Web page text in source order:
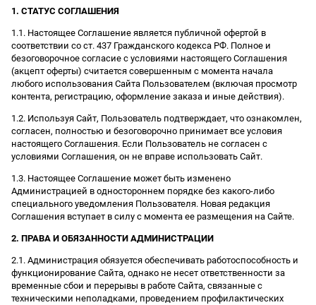
1. СТАТУС СОГЛАШЕНИЯ
1.1. Настоящее Соглашение является публичной офертой в
соответствии со ст. 437 Гражданского кодекса РФ. Полное и
безоговорочное согласие с условиями настоящего Соглашения
(акцепт оферты) считается совершенным с момента начала
любого использования Сайта Пользователем (включая просмотр
контента, регистрацию, оформление заказа и иные действия).
1.2. Используя Сайт, Пользователь подтверждает, что ознакомлен,
согласен, полностью и безоговорочно принимает все условия
настоящего Соглашения. Если Пользователь не согласен с
условиями Соглашения, он не вправе использовать Сайт.
1.3. Настоящее Соглашение может быть изменено
Администрацией в одностороннем порядке без какого-либо
специального уведомления Пользователя. Новая редакция
Соглашения вступает в силу с момента ее размещения на Сайте.
2. ПРАВА И ОБЯЗАННОСТИ АДМИНИСТРАЦИИ
2.1. Администрация обязуется обеспечивать работоспособность и
функционирование Сайта, однако не несет ответственности за
временные сбои и перерывы в работе Сайта, связанные с
техническими неполадками, проведением профилактических